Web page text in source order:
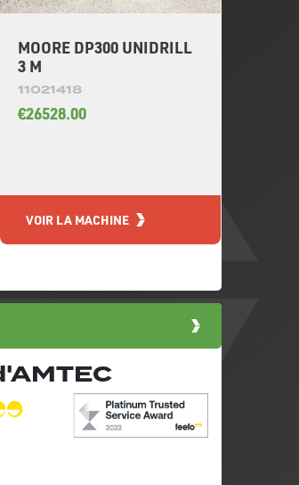
MOORE DP300 UNIDRILL
3 M
11021418
€26528.00
VOIR LA MACHINE